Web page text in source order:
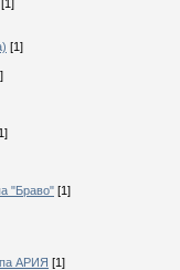
[1]
[1]
"Браво" [1]
АРИЯ [1]